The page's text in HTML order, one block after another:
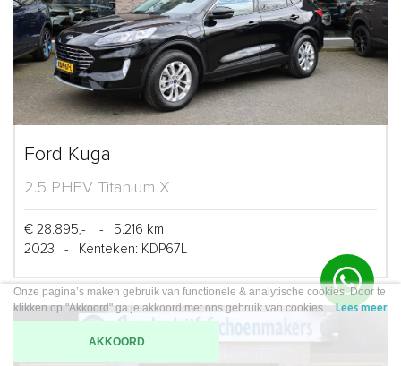
Ford Kuga
2.5 PHEV Titanium X
€ 28.895,- -
5.216 km
2023
- Kenteken: KDP67L
Onze pagina’s maken gebruik van functionele & analytische cookies. Door te
klikken op "Akkoord" ga je akkoord met ons gebruik van cookies.
Lees meer
AKKOORD